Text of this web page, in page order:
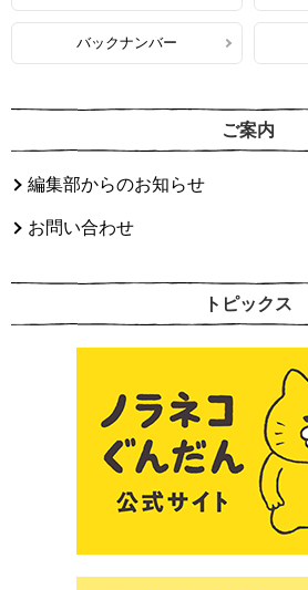
バックナンバー
ご案内
編集部からのお知らせ
お問い合わせ
トピックス